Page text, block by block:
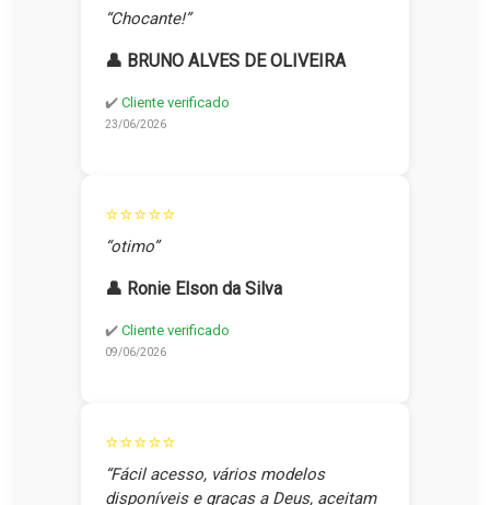
“Chocante!”
👤 BRUNO ALVES DE OLIVEIRA
✔️ Cliente verificado
23/06/2026
⭐⭐⭐⭐⭐
“otimo”
👤 Ronie Elson da Silva
✔️ Cliente verificado
09/06/2026
⭐⭐⭐⭐⭐
“Fácil acesso, vários modelos
disponíveis e graças a Deus, aceitam